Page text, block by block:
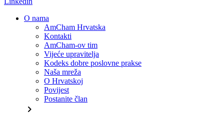
O nama
AmCham Hrvatska
Kontakti
AmCham-ov tim
Vijeće upravitelja
Kodeks dobre poslovne prakse
Naša mreža
O Hrvatskoj
Povijest
Postanite član
chevron_right